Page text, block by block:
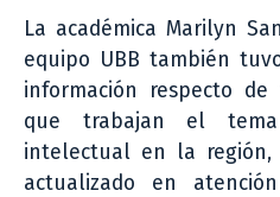
La académica Marilyn
equipo UBB también
información respecto
que trabajan el
intelectual en la
actualizado en